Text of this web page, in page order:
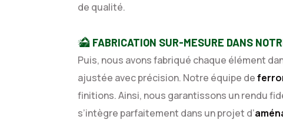
de qualité.
FABRICATION SUR-MESURE DANS
Puis, nous avons fabriqué chaque élément
ajustée avec précision. Notre équipe de
finitions. Ainsi, nous garantissons un rendu
s’intègre parfaitement dans un projet d’